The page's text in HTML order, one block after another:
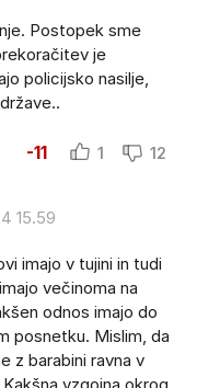
Postopek sme
je
policijsko nasilje,
-11 1 12
15.59
imajo v tujini in tudi
večinoma na
odnos imajo do
posnetku. Mislim, da
z barabini ravna v